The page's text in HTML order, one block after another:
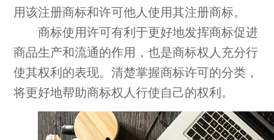
用该注册商标和许可他人使用其注册商标。
商标使用许可有利于更好地发挥商标促进
商品生产和流通的作用，也是商标权人充分行
使其权利的表现。清楚掌握商标许可的分类，
将更好地帮助商标权人行使自己的权利。